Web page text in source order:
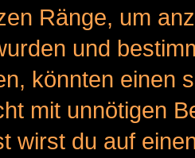
Ränge, um
und
könnten einen
mit unnötigen
wirst du auf